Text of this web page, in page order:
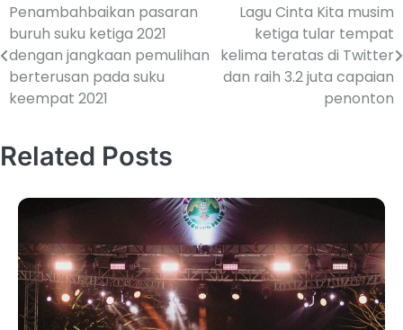
Penambahbaikan pasaran
buruh suku ketiga 2021
dengan jangkaan pemulihan
berterusan pada suku
keempat 2021
Lagu Cinta Kita musim
ketiga tular tempat
kelima teratas di Twitter
dan raih 3.2 juta capaian
penonton
Related Posts